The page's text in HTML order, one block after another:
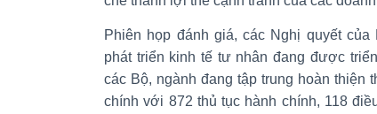
Phiên họp đánh giá, các Nghị quyết
phát triển kinh tế tư nhân đang được
các Bộ, ngành đang tập trung hoàn thiện
chính với 872 thủ tục hành chính, 118